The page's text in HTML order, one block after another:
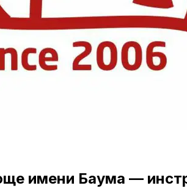
имени Баума —